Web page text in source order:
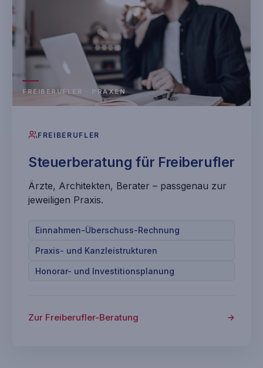
FREIBERUFLER · PRAXEN
FREIBERUFLER
Steuerberatung für Freiberufler
Ärzte, Architekten, Berater – passgenau zur
jeweiligen Praxis.
Einnahmen-Überschuss-Rechnung
Praxis- und Kanzleistrukturen
Honorar- und Investitionsplanung
Zur Freiberufler-Beratung